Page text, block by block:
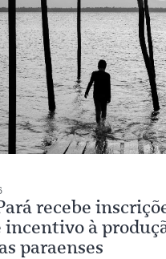
recebe
incentivo à
paraenses